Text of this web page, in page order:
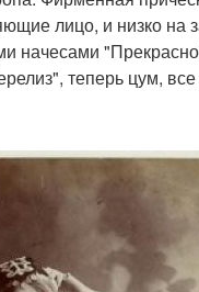
лицо, и низко на
начесами
теперь цум,